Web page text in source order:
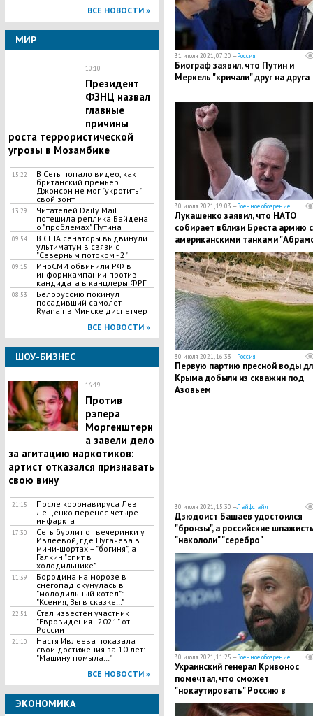
ВСЕ НОВОСТИ »
МИР
10:10
Президент
ФЗНЦ назвал
главные
причины
роста террористической
угрозы в Мозамбике
15:22
В Сеть попало видео, как
британский премьер
Джонсон не мог "укротить"
свой зонт
13:29
Читателей Daily Mail
потешила реплика Байдена
о "проблемах" Путина
09:54
В США сенаторы выдвинули
ультиматум в связи с
"Северным потоком - 2"
09:15
ИноСМИ обвинили РФ в
информкампании против
кандидата в канцлеры ФРГ
08:53
Белоруссию покинул
посадивший самолет
Ryanair в Минске диспетчер
ВСЕ НОВОСТИ »
ШОУ-БИЗНЕС
16:19
Против
рэпера
Моргенштерн
а завели дело
за агитацию наркотиков:
артист отказался признавать
свою вину
21:15
После коронавируса Лев
Лещенко перенес четыре
инфаркта
17:30
Сеть бурлит от вечеринки у
Ивлеевой, где Пугачева в
мини-шортах – "богиня", а
Галкин "спит в
холодильнике"
11:39
Бородина на морозе в
снегопад окунулась в
"молодильный котел":
"Ксения, Вы в сказке…"
22:51
Стал известен участник
"Евровидения - 2021" от
России
21:10
Настя Ивлеева показала
свои достижения за 10 лет:
"Машину помыла…"
ВСЕ НОВОСТИ »
ЭКОНОМИКА
31 июля 2021, 07:20 —Россия
Биограф заявил, что Путин и
Меркель "кричали" друг на друга
30 июля 2021, 19:03 —Военное обозрение
Лукашенко заявил, что НАТО
собирает вблизи Бреста армию с
американскими танками
30 июля 2021, 16:33 —Россия
Первую партию пресной воды
Крыма добыли из скважин под
Азовьем
30 июля 2021, 15:30 —Лайфстайл
Дзюдоист Башаев удостоился
"бронзы", а российские
"накололи" "серебро"
30 июля 2021, 11:25 —Военное обозрение
Украинский генерал Кривонос
помечтал, что сможет
"нокаутировать" Россию в
боксерском поединке